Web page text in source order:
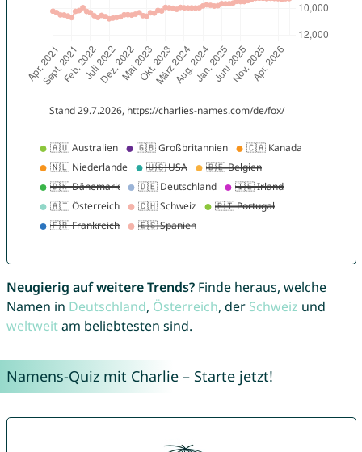
Neugierig auf weitere Trends?Finde heraus, welche
Namen in Deutschland, Österreich, der Schweiz und
weltweitam beliebtesten sind.
Namens-Quiz mit Charlie – Starte jetzt!